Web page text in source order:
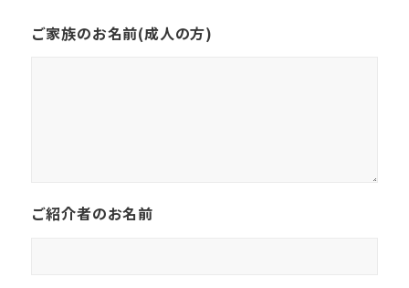
ご家族のお名前(成人の方)
ご紹介者のお名前